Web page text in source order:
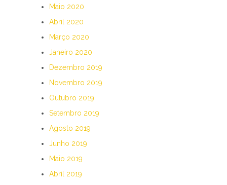
Maio 2020
Abril 2020
Março 2020
Janeiro 2020
Dezembro 2019
Novembro 2019
Outubro 2019
Setembro 2019
Agosto 2019
Junho 2019
Maio 2019
Abril 2019